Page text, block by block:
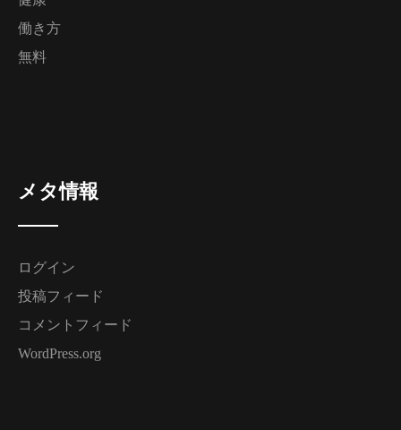
働き方
無料
メタ情報
ログイン
投稿フィード
コメントフィード
WordPress.org